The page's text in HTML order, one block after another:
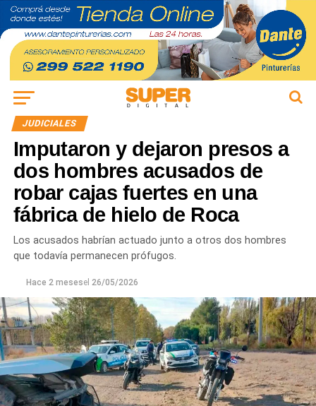
JUDICIALES
Imputaron y dejaron presos a
dos hombres acusados de
robar cajas fuertes en una
fábrica de hielo de Roca
Los acusados habrían actuado junto a otros dos hombres
que todavía permanecen prófugos.
Hace 2 mesesel 26/05/2026